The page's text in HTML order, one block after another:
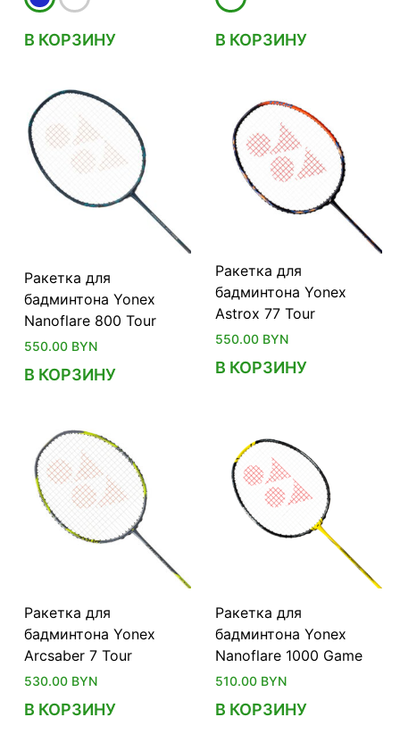
В КОРЗИНУ В КОРЗИНУ
Ракетка для
бадминтона Yonex
Nanoflare 800 Tour
550.00 BYN
В КОРЗИНУ
Ракетка для
бадминтона Yonex
Astrox 77 Tour
550.00 BYN
В КОРЗИНУ
Ракетка для
бадминтона Yonex
Arcsaber 7 Tour
530.00 BYN
В КОРЗИНУ
Ракетка для
бадминтона Yonex
Nanoflare 1000 Game
510.00 BYN
В КОРЗИНУ